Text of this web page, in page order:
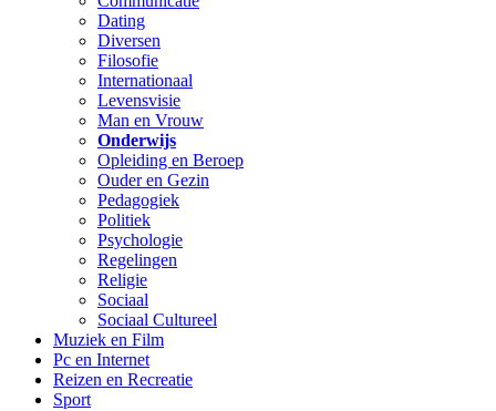
Dating
Diversen
Filosofie
Internationaal
Levensvisie
Man en Vrouw
Onderwijs
Opleiding en Beroep
Ouder en Gezin
Pedagogiek
Politiek
Psychologie
Regelingen
Religie
Sociaal
Sociaal Cultureel
Muziek en Film
Pc en Internet
Reizen en Recreatie
Sport